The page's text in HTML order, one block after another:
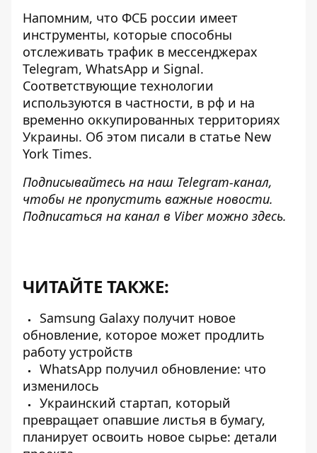
Напомним, что ФСБ россии имеет
инструменты, которые способны
отслеживать трафик в мессенджерах
Telegram, WhatsApp и Signal.
Соответствующие технологии
используются в частности, в рф и на
временно оккупированных территориях
Украины. Об этом писали в статье New
York Times.
Подписывайтесь на наш Telegram-канал,
чтобы не пропустить важные новости.
Подписаться на канал в Viber можно здесь.
ЧИТАЙТЕ ТАКЖЕ:
Samsung Galaxy получит новое
обновление, которое может продлить
работу устройств
WhatsApp получил обновление: что
изменилось
Украинский стартап, который
превращает опавшие листья в бумагу,
планирует освоить новое сырье: детали